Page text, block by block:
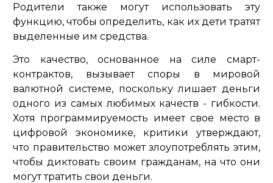
Родители также могут использовать эту
функцию, чтобы определить, как их дети тратят
выделенные им средства.
Это качество, основанное на силе смарт-
контрактов, вызывает споры в мировой
валютной системе, поскольку лишает деньги
одного из самых любимых качеств - гибкости.
Хотя программируемость имеет свое место в
цифровой экономике, критики утверждают,
что правительство может злоупотреблять этим,
чтобы диктовать своим гражданам, на что они
могут тратить свои деньги.